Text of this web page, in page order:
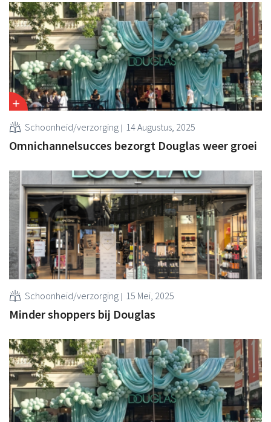
Schoonheid/verzorging 14 Augustus, 2025
Omnichannelsucces bezorgt Douglas weer groei
Schoonheid/verzorging 15 Mei, 2025
Minder shoppers bij Douglas